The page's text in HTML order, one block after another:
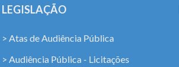
LEGISLAÇÃO
> Atas de Audiência Pública
> Audiência Pública - Licitações